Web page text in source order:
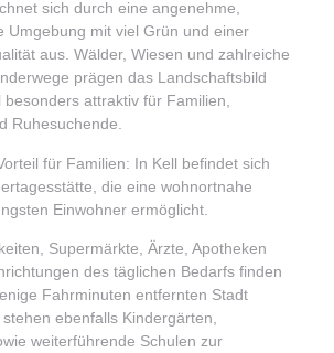
sich durch eine angenehme,
Umgebung mit viel Grün und einer
aus. Wälder, Wiesen und zahlreiche
prägen das Landschaftsbild
attraktiv für Familien,
Ruhesuchende.
für Familien: In Kell befindet sich
die eine wohnortnahe
Einwohner ermöglicht.
Supermärkte, Ärzte, Apotheken
des täglichen Bedarfs finden
Fahrminuten entfernten Stadt
ebenfalls Kindergärten,
weiterführende Schulen zur